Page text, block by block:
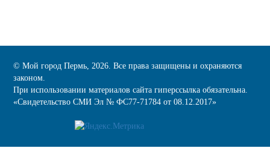
© Мой город Пермь, 2026. Все права защищены и охраняются
законом.
При использовании материалов сайта гиперссылка обязательна.
«Cвидетельство СМИ Эл № ФС77-71784 от 08.12.2017»